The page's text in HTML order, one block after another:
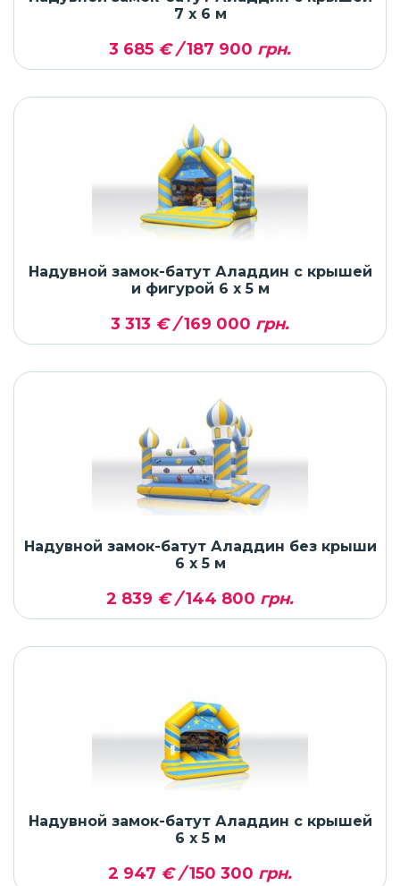
7 x 6 м
3 685 € /187 900 грн.
Надувной замок-батут Аладдин с крышей
и фигурой 6 x 5 м
3 313 € /169 000 грн.
Надувной замок-батут Аладдин без крыши
6 x 5 м
2 839 € /144 800 грн.
Надувной замок-батут Аладдин с крышей
6 x 5 м
2 947 € /150 300 грн.